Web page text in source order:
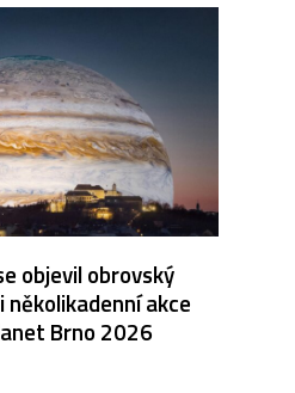
objevil obrovský
akce
Brno 2026